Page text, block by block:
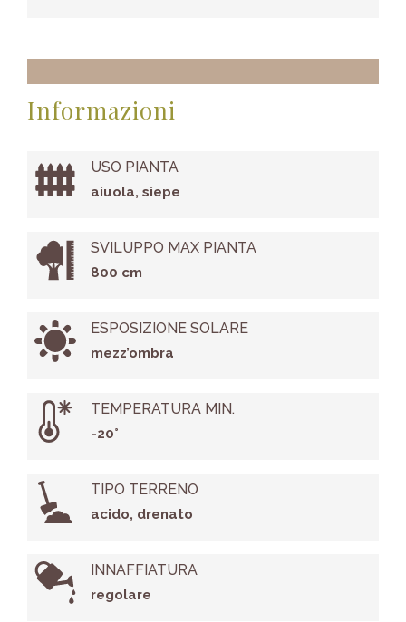
Informazioni
USO PIANTA
aiuola, siepe
SVILUPPO MAX PIANTA
800 cm
ESPOSIZIONE SOLARE
mezz’ombra
TEMPERATURA MIN.
-20°
TIPO TERRENO
acido, drenato
INNAFFIATURA
regolare